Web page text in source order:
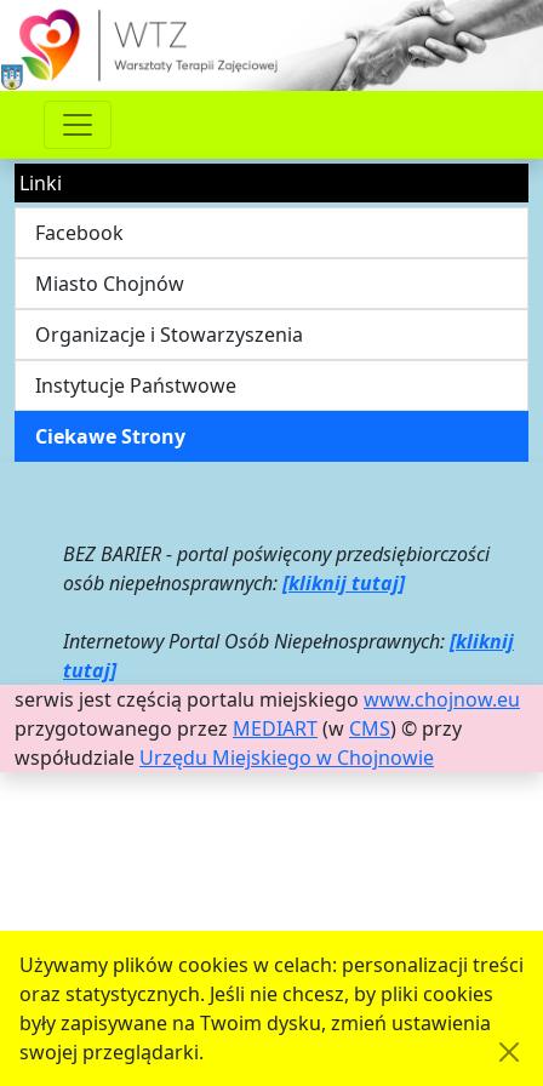
Używamy plików cookies w celach: personalizacji treści
oraz statystycznych. Jeśli nie chcesz, by pliki cookies
były zapisywane na Twoim dysku, zmień ustawienia
swojej przeglądarki.
Linki
Facebook
Miasto Chojnów
Organizacje i Stowarzyszenia
Instytucje Państwowe
Ciekawe Strony
BEZ BARIER - portal poświęcony przedsiębiorczości
osób niepełnosprawnych:[kliknij tutaj]
Internetowy Portal Osób Niepełnosprawnych:[kliknij
tutaj]
serwis jest częścią portalu miejskiego www.chojnow.eu
przygotowanego przez MEDIART(w CMS) © przy
współudziale Urzędu Miejskiego w Chojnowie